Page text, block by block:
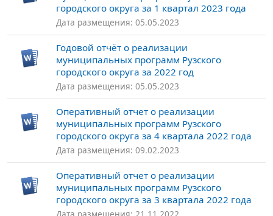
городского округа за 1 квартал 2023 года
Дата размещения: 05.05.2023
Годовой отчёт о реализации
муниципальных программ Рузского
городского округа за 2022 год
Дата размещения: 05.05.2023
Оперативный отчет о реализации
муниципальных программ Рузского
городского округа за 4 квартала 2022 года
Дата размещения: 09.02.2023
Оперативный отчет о реализации
муниципальных программ Рузского
городского округа за 3 квартала 2022 года